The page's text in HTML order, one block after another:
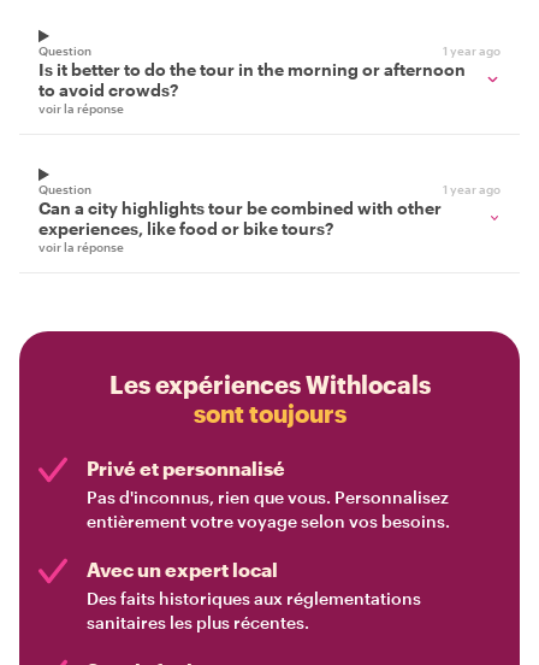
Question 1 year ago
Is it better to do the tour in the morning or afternoon
to avoid crowds?
voir la réponse
Question 1 year ago
Can a city highlights tour be combined with other
experiences, like food or bike tours?
voir la réponse
Les expériences Withlocals
sont toujours
Privé et personnalisé
Pas d'inconnus, rien que vous. Personnalisez
entièrement votre voyage selon vos besoins.
Avec un expert local
Des faits historiques aux réglementations
sanitaires les plus récentes.